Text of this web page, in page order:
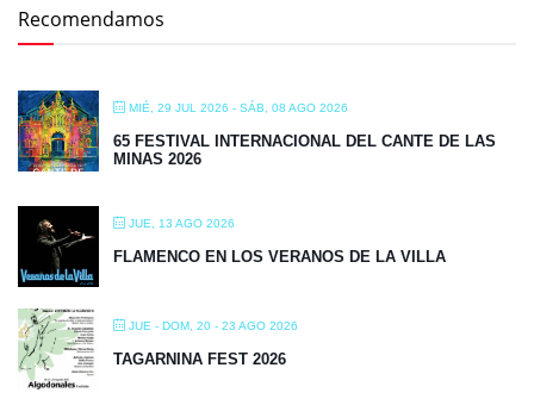
Recomendamos
MIÉ, 29 JUL 2026 - SÁB, 08 AGO 2026
65 FESTIVAL INTERNACIONAL DEL CANTE DE LAS
MINAS 2026
JUE, 13 AGO 2026
FLAMENCO EN LOS VERANOS DE LA VILLA
JUE - DOM, 20 - 23 AGO 2026
TAGARNINA FEST 2026